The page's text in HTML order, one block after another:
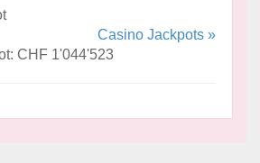
Casino Jackpots »
CHF 1'044'523